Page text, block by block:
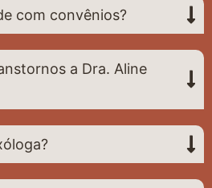
com convênios?
a Dra. Aline